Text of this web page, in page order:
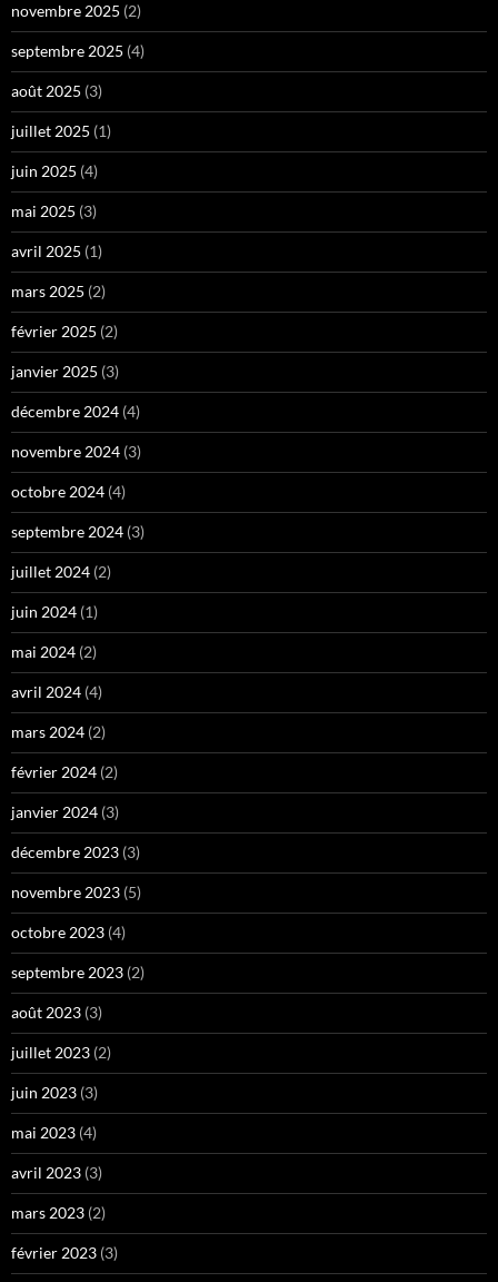
novembre 2025 (2)
septembre 2025 (4)
août 2025 (3)
juillet 2025 (1)
juin 2025 (4)
mai 2025 (3)
avril 2025 (1)
mars 2025 (2)
février 2025 (2)
janvier 2025 (3)
décembre 2024 (4)
novembre 2024 (3)
octobre 2024 (4)
septembre 2024 (3)
juillet 2024 (2)
juin 2024 (1)
mai 2024 (2)
avril 2024 (4)
mars 2024 (2)
février 2024 (2)
janvier 2024 (3)
décembre 2023 (3)
novembre 2023 (5)
octobre 2023 (4)
septembre 2023 (2)
août 2023 (3)
juillet 2023 (2)
juin 2023 (3)
mai 2023 (4)
avril 2023 (3)
mars 2023 (2)
février 2023 (3)